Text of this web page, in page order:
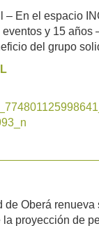
En el espacio
y 15 años
del grupo
de Oberá
proyección de